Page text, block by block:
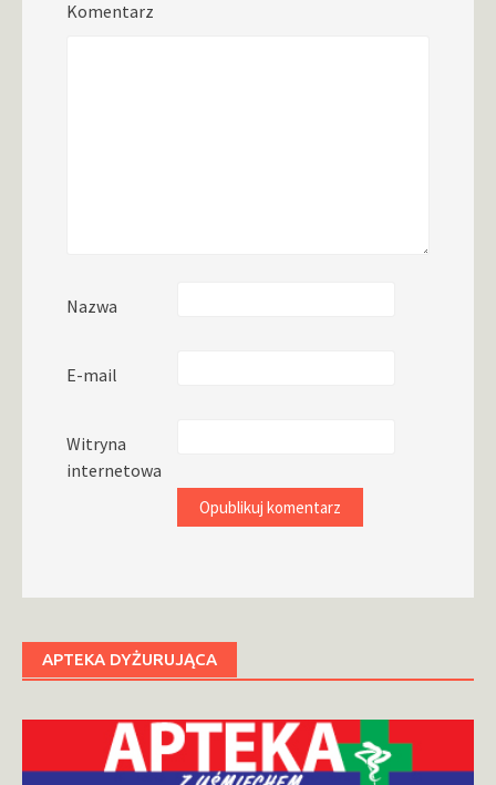
Komentarz
Nazwa
E-mail
Witryna
internetowa
APTEKA DYŻURUJĄCA